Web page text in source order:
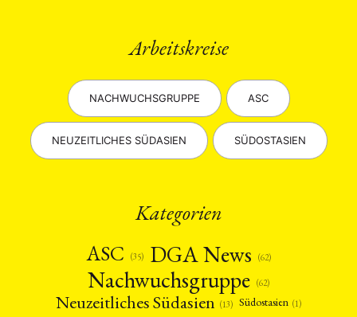
Arbeitskreise
NACHWUCHSGRUPPE ASC
NEUZEITLICHES SÜDASIEN SÜDOSTASIEN
Kategorien
ASC
(35) DGA News (62)
Nachwuchsgruppe (62)
Neuzeitliches Südasien (13) Südostasien (1)